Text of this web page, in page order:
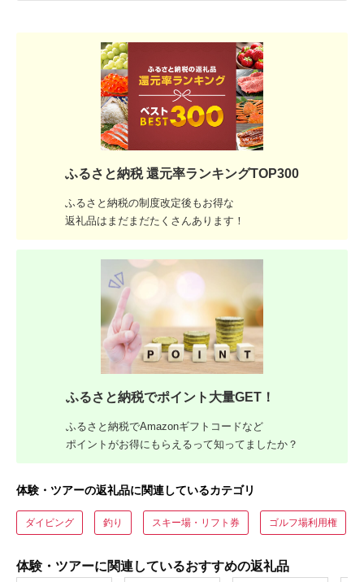
ふるさと納税 還元率ランキングTOP300
ふるさと納税の制度改定後もお得な
返礼品はまだまだたくさんあります！
ふるさと納税でポイント大量GET！
ふるさと納税でAmazonギフトコードなど
ポイントがお得にもらえるって知ってましたか？
体験・ツアーの返礼品に関連しているカテゴリ
ダイビング 釣り スキー場・リフト券 ゴルフ場利用権
体験・ツアーに関連しているおすすめの返礼品